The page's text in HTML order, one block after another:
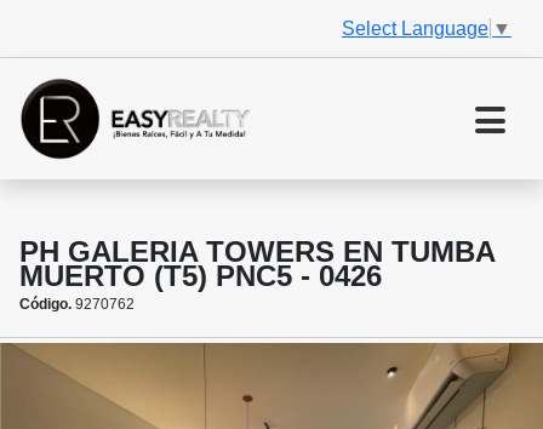
Select Language ▼
PH GALERIA TOWERS EN TUMBA
MUERTO (T5) PNC5 - 0426
Código. 9270762